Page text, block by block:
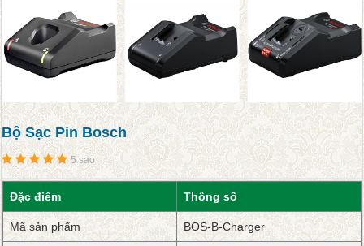
Bộ Sạc Pin Bosch
5 sao
Đặc điểm Thông số
Mã sản phẩm BOS-B-Charger